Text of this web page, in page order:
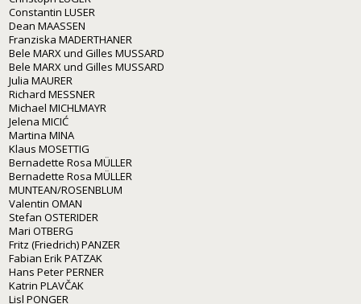
Constantin LUSER
Dean MAASSEN
Franziska MADERTHANER
Bele MARX und Gilles MUSSARD
Bele MARX und Gilles MUSSARD
Julia MAURER
Richard MESSNER
Michael MICHLMAYR
Jelena MICIĆ
Martina MINA
Klaus MOSETTIG
Bernadette Rosa MÜLLER
Bernadette Rosa MÜLLER
MUNTEAN/ROSENBLUM
Valentin OMAN
Stefan OSTERIDER
Mari OTBERG
Fritz (Friedrich) PANZER
Fabian Erik PATZAK
Hans Peter PERNER
Katrin PLAVČAK
Lisl PONGER